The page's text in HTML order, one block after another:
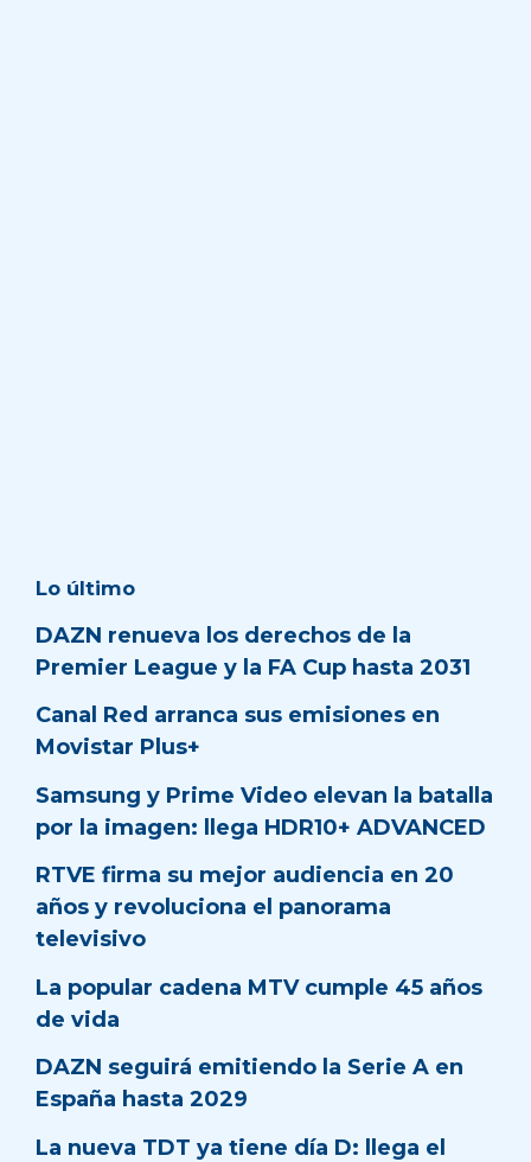
Lo último
DAZN renueva los derechos de la
Premier League y la FA Cup hasta 2031
Canal Red arranca sus emisiones en
Movistar Plus+
Samsung y Prime Video elevan la batalla
por la imagen: llega HDR10+ ADVANCED
RTVE firma su mejor audiencia en 20
años y revoluciona el panorama
televisivo
La popular cadena MTV cumple 45 años
de vida
DAZN seguirá emitiendo la Serie A en
España hasta 2029
La nueva TDT ya tiene día D: llega el